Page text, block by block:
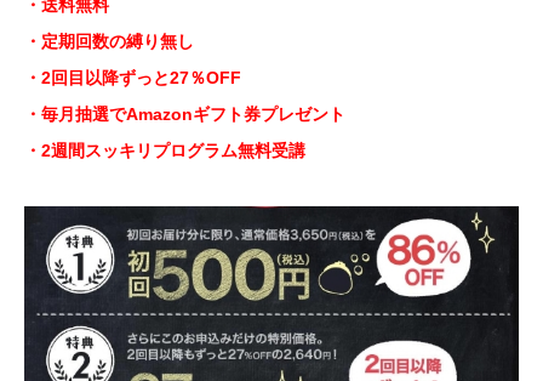
・送料無料
・定期回数の縛り無し
・2回目以降ずっと27％OFF
・毎月抽選でAmazonギフト券プレゼント
・2週間スッキリプログラム無料受講